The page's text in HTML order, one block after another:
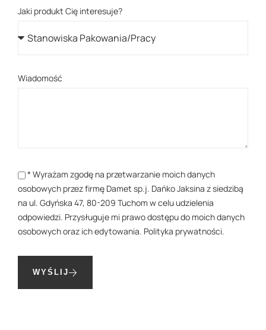
Jaki produkt Cię interesuje?
Wiadomość
* Wyrażam zgodę na przetwarzanie moich danych
osobowych przez firmę Damet sp.j. Dańko Jaksina z siedzibą
na ul. Gdyńska 47, 80-209 Tuchom w celu udzielenia
odpowiedzi. Przysługuje mi prawo dostępu do moich danych
osobowych oraz ich edytowania. Polityka prywatności.
WYŚLIJ